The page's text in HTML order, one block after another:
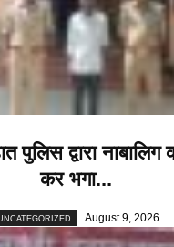
पुलिस द्वारा
कर भगा...
August 9, 2026